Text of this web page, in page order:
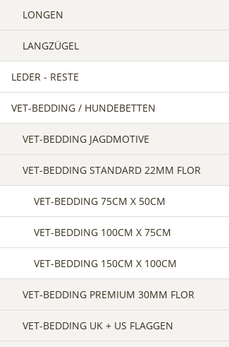
LONGEN
LANGZÜGEL
LEDER - RESTE
VET-BEDDING / HUNDEBETTEN
VET-BEDDING JAGDMOTIVE
VET-BEDDING STANDARD 22MM FLOR
VET-BEDDING 75CM X 50CM
VET-BEDDING 100CM X 75CM
VET-BEDDING 150CM X 100CM
VET-BEDDING PREMIUM 30MM FLOR
VET-BEDDING UK + US FLAGGEN